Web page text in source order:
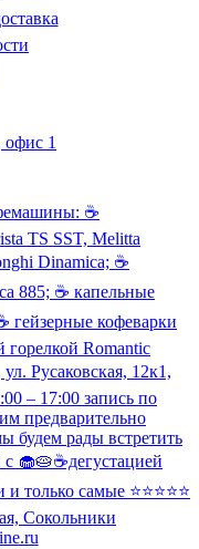
офис 1
☕️
TS SST, Melitta
Dinamica; ☕️
885; ☕️ капельные
гейзерные кофеварки
горелкой Romantic
Русаковская, 12к1,
– 17:00 запись по
предварительно
будем рады встретить
🧁🥧☕️дегустацией
только самые ⭐️⭐️⭐️⭐️⭐️
Сокольники